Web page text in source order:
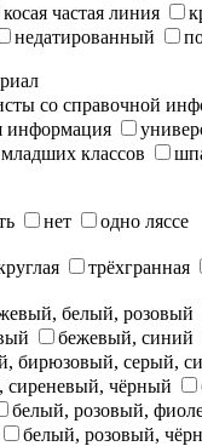
косая частая линия
недатированный
со справочной
информация
классов
нет
одно ляссе
трёхгранная
белый, розовый
бежевый, синий
бирюзовый, серый,
сиреневый, чёрный
белый, розовый,
белый, розовый,